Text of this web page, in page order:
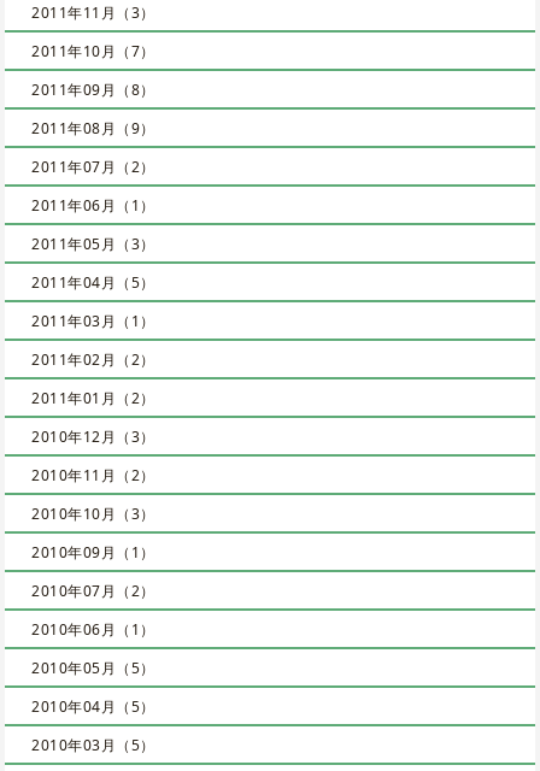
2011年11月（3）
2011年10月（7）
2011年09月（8）
2011年08月（9）
2011年07月（2）
2011年06月（1）
2011年05月（3）
2011年04月（5）
2011年03月（1）
2011年02月（2）
2011年01月（2）
2010年12月（3）
2010年11月（2）
2010年10月（3）
2010年09月（1）
2010年07月（2）
2010年06月（1）
2010年05月（5）
2010年04月（5）
2010年03月（5）